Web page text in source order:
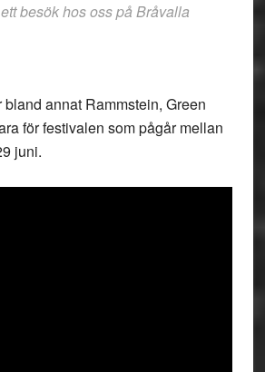
besök hos oss på Bråvalla
annat Rammstein, Green
för festivalen som pågår mellan
juni.